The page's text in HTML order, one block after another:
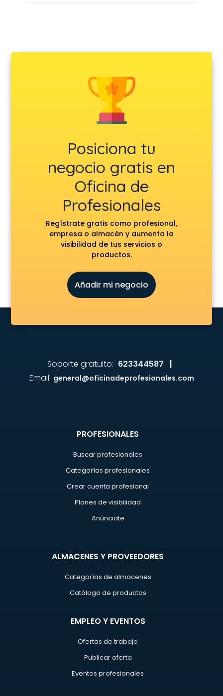
Posiciona tu
negocio gratis en
Oficina de
Profesionales
Regístrate gratis como profesional,
empresa o almacén y aumenta la
visibilidad de tus servicios o
productos.
Añadir mi negocio
Soporte gratuito: 623344587 |
Email: general@oficinadeprofesionales.com
PROFESIONALES
Buscar profesionales
Categorías profesionales
Crear cuenta profesional
Planes de visibilidad
Anúnciate
ALMACENES Y PROVEEDORES
Categorías de almacenes
Catálogo de productos
EMPLEO Y EVENTOS
Ofertas de trabajo
Publicar oferta
Eventos profesionales